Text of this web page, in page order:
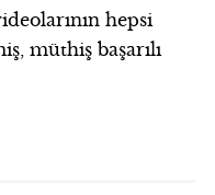
hepsi
müthiş başarılı